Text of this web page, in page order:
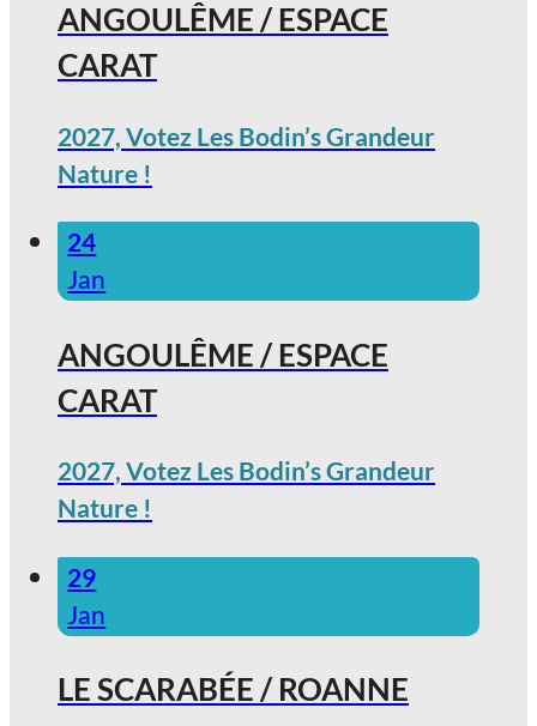
ANGOULÊME / ESPACE
CARAT
2027, Votez Les Bodin’s Grandeur
Nature !
24
Jan
ANGOULÊME / ESPACE
CARAT
2027, Votez Les Bodin’s Grandeur
Nature !
29
Jan
LE SCARABÉE / ROANNE